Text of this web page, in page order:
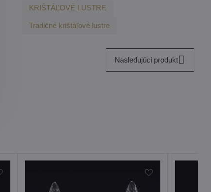
KRIŠTÁĽOVÉ LUSTRE
Tradičné krištáľové lustre
Nasledujúci produkt